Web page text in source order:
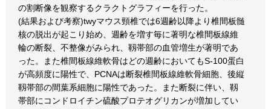
の割断像を観察するクラクトグラフィーを行った。
(結果および考察)twyマウス頸椎では6週齢以降より椎間板髄
核の脱出が起こり始め、週齢を増す毎に著明な椎間板線維
輪の断裂、不整像がみられ、靱帯部の血管増生が著明であ
った。また椎間板線維軟骨はどの週齢においてもS-100蛋白
が高頻度に陽性で、PCNAは断裂椎間板線維軟骨細胞、後縦
靱帯部の間葉系細胞に陽性であった。また断裂に伴い、靱
帯部にコンドロイチン硫酸プロテオグリカンが増加してい